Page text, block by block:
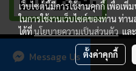
Message Us
Copy right by
เว็บไซต์นี้มีการใช้งานคุกกี้ เพื่อเ
ในการใช้งานเว็บไซต์ของท่าน ท่า
ได้ที่นโยบายความเป็นส่วนตัว และ
ตั้งค่าคุกกี้